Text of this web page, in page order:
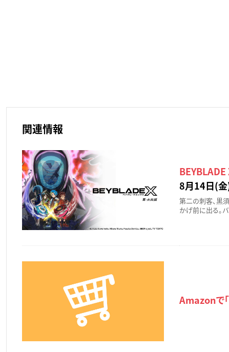
関連情報
BEYBLADE
8月14日(
第二の刺客、黒
かげ前に出る。
Amazonで